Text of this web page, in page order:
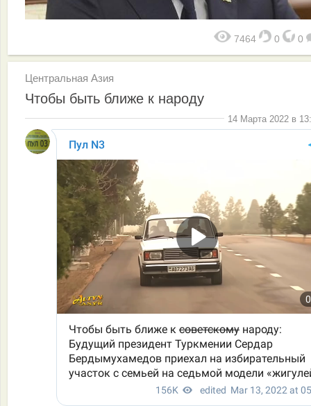
7464 0 0
Центральная Азия
Чтобы быть ближе к народу
14 Марта 2022 в